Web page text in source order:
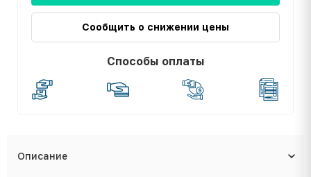
Сообщить о снижении цены
Способы оплаты
Описание